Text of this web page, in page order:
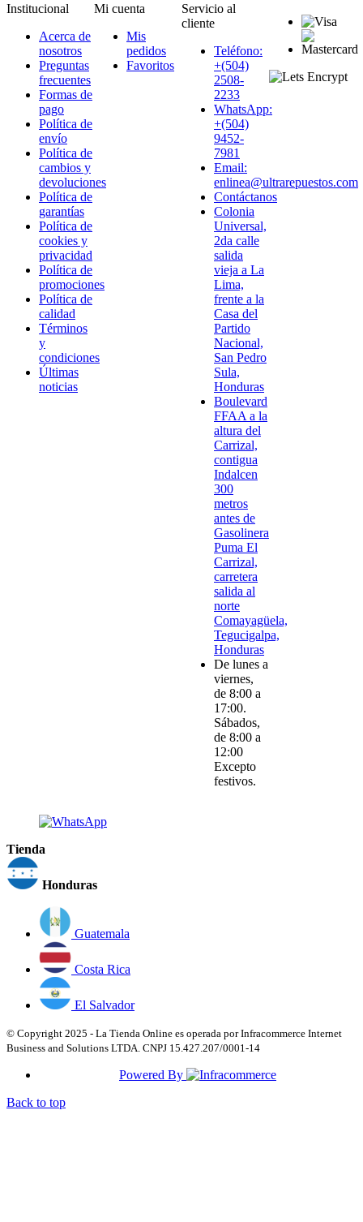
Institucional
Acerca de
nosotros
Preguntas
frecuentes
Formas de
pago
Política de
envío
Política de
cambios y
devoluciones
Política de
garantías
Política de
cookies y
privacidad
Política de
promociones
Política de
calidad
Términos
y
condiciones
Últimas
noticias
Mi cuenta
Mis
pedidos
Favoritos
Servicio al
cliente
Teléfono:
+(504)
2508-
2233
WhatsApp:
+(504)
9452-
7981
Email:
enlinea@ultrarepuestos.com
Contáctanos
Colonia
Universal,
2da calle
salida
vieja a La
Lima,
frente a la
Casa del
Partido
Nacional,
San Pedro
Sula,
Honduras
Boulevard
FFAA a la
altura del
Carrizal,
contigua
Indalcen
300
metros
antes de
Gasolinera
Puma El
Carrizal,
carretera
salida al
norte
Comayagüela,
Tegucigalpa,
Honduras
De lunes a
viernes,
de 8:00 a
17:00.
Sábados,
de 8:00 a
12:00
Excepto
festivos.
Tienda
Honduras
Guatemala
Costa Rica
El Salvador
© Copyright 2025 - La Tienda Online es operada por Infracommerce Internet
Business and Solutions LTDA. CNPJ 15.427.207/0001-14
Powered By
Back to top